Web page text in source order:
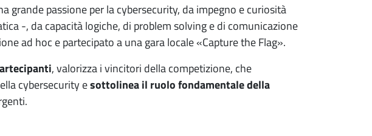
grande passione per la cybersecurity, da impegno e curiosità
-, da capacità logiche, di problem solving e di comunicazione
ad hoc e partecipato a una gara locale «Capture the Flag».
, valorizza i vincitori della competizione, che
cybersecurity esottolinea il ruolo fondamentale della